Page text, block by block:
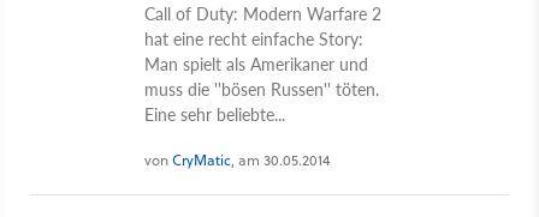
Call of Duty: Modern Warfare 2
hat eine recht einfache Story:
Man spielt als Amerikaner und
muss die ''bösen Russen'' töten.
Eine sehr beliebte...
vonCryMatic, am 30.05.2014